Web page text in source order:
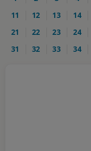
11
12 13 14
21
22 23 24
31
32 33 34